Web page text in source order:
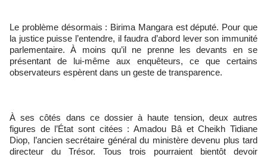
Le problème désormais : Birima Mangara est député. Pour que
la justice puisse l’entendre, il faudra d’abord lever son immunité
parlementaire. À moins qu’il ne prenne les devants en se
présentant de lui-même aux enquêteurs, ce que certains
observateurs espèrent dans un geste de transparence.
À ses côtés dans ce dossier à haute tension, deux autres
figures de l’État sont citées : Amadou Bâ et Cheikh Tidiane
Diop, l’ancien secrétaire général du ministère devenu plus tard
directeur du Trésor. Tous trois pourraient bientôt devoir